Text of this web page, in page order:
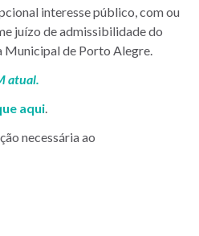
interesse público, com ou
juízo de admissibilidade do
Municipal de Porto Alegre.
atual.
aqui.
necessária ao